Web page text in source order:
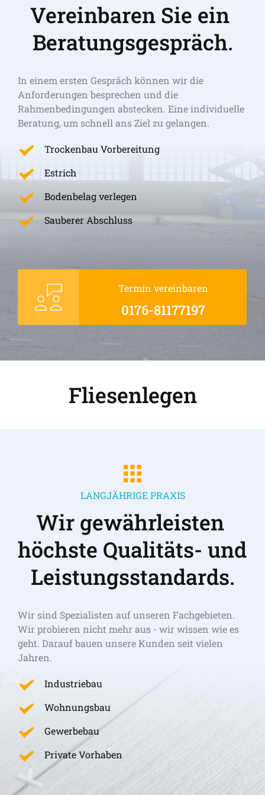
Vereinbaren Sie ein
Beratungsgespräch.
In einem ersten Gespräch können wir die
Anforderungen besprechen und die
Rahmenbedingungen abstecken. Eine individuelle
Beratung, um schnell ans Ziel zu gelangen.
Trockenbau Vorbereitung
Estrich
Bodenbelag verlegen
Sauberer Abschluss
Termin vereinbaren
0176-81177197
Fliesenlegen
LANGJÄHRIGE PRAXIS
Wir gewährleisten
höchste Qualitäts- und
Leistungsstandards.
Wir sind Spezialisten auf unseren Fachgebieten.
Wir probieren nicht mehr aus - wir wissen wie es
geht. Darauf bauen unsere Kunden seit vielen
Jahren.
Industriebau
Wohnungsbau
Gewerbebau
Private Vorhaben